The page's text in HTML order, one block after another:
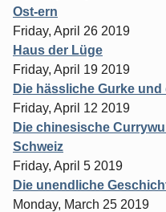
Ost-ern
Friday, April 26 2019
Haus der Lüge
Friday, April 19 2019
Die hässliche Gurke
Friday, April 12 2019
Die chinesische
Schweiz
Friday, April 5 2019
Die unendliche
Monday, March 25 2019